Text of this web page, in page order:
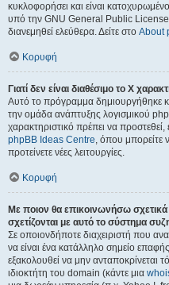
κυκλοφορήσει και είναι
υπό την GNU General Public
διανεμηθεί ελεύθερα. Δείτε στο About
Κορυφή
Γιατί δεν είναι διαθέσιμο το Χ
Αυτό το πρόγραμμα δημιουργήθηκε
την ομάδα ανάπτυξης λογισμικού
χαρακτηριστικό πρέπει να προστεθεί,
phpBB Ideas Centre, όπου μπορείτε
προτείνετε νέες λειτουργίες.
Κορυφή
Με ποιον θα επικοινωνήσω
σχετίζονται με αυτό το σύστημα
Σε οποιονδήποτε διαχειριστή που
να είναι ένα κατάλληλο σημείο
εξακολουθεί να μην ανταποκρίνεται
ιδιοκτήτη του domain (κάντε μια